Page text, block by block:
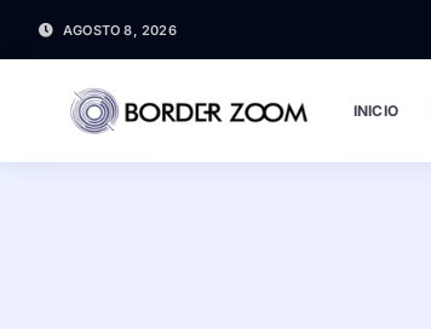
AGOSTO 8, 2026
INICIO